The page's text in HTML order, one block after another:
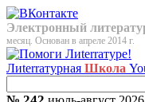
Электронный
месяц. Основан в апреле 2014 г.
Лиterraтурная Школа